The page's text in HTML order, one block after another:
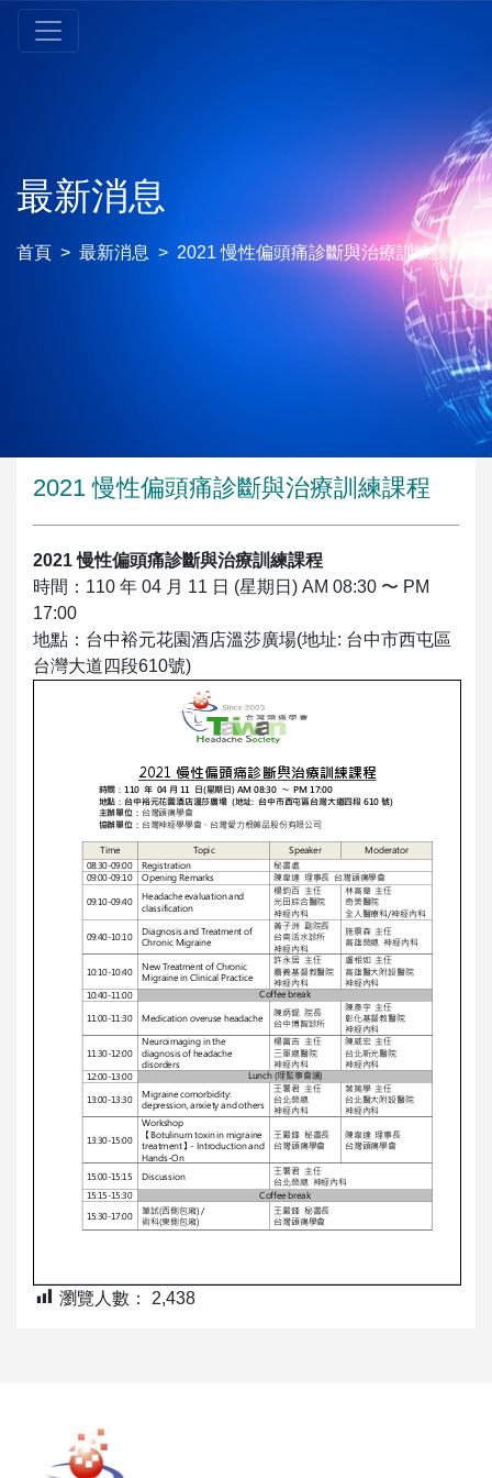
最新消息
首頁 最新消息 2021 慢性偏頭痛診斷與治療訓練課程
2021 慢性偏頭痛診斷與治療訓練課程
2021 慢性偏頭痛診斷與治療訓練課程
時間：110 年 04 月 11 日 (星期日) AM 08:30 〜 PM
17:00
地點：台中裕元花園酒店溫莎廣場(地址: 台中市西屯區
台灣大道四段610號)
瀏覽人數： 2,438